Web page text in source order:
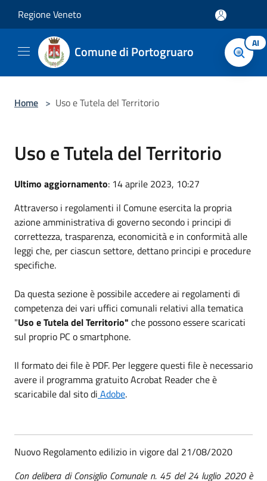
Regione Veneto
Comune di Portogruaro AI
Home > Uso e Tutela del Territorio
Uso e Tutela del Territorio
Ultimo aggiornamento: 14 aprile 2023, 10:27
Attraverso i regolamenti il Comune esercita la propria
azione amministrativa di governo secondo i principi di
correttezza, trasparenza, economicità e in conformità alle
leggi che, per ciascun settore, dettano principi e procedure
specifiche.
Da questa sezione è possibile accedere ai regolamenti di
competenza dei vari uffici comunali relativi alla tematica
"Uso e Tutela del Territorio" che possono essere scaricati
sul proprio PC o smartphone.
Il formato dei file è PDF. Per leggere questi file è necessario
avere il programma gratuito Acrobat Reader che è
scaricabile dal sito di Adobe.
Nuovo Regolamento edilizio in vigore dal 21/08/2020
Con delibera di Consiglio Comunale n. 45 del 24 luglio 2020 è